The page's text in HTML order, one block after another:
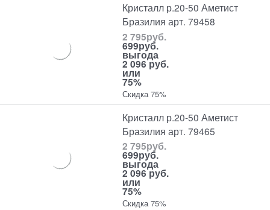
Кристалл р.20-50 Аметист
Бразилия арт. 79458
2 795руб.
699руб.
выгода
2 096 руб.
или
75%
Скидка 75%
Кристалл р.20-50 Аметист
Бразилия арт. 79465
2 795руб.
699руб.
выгода
2 096 руб.
или
75%
Скидка 75%